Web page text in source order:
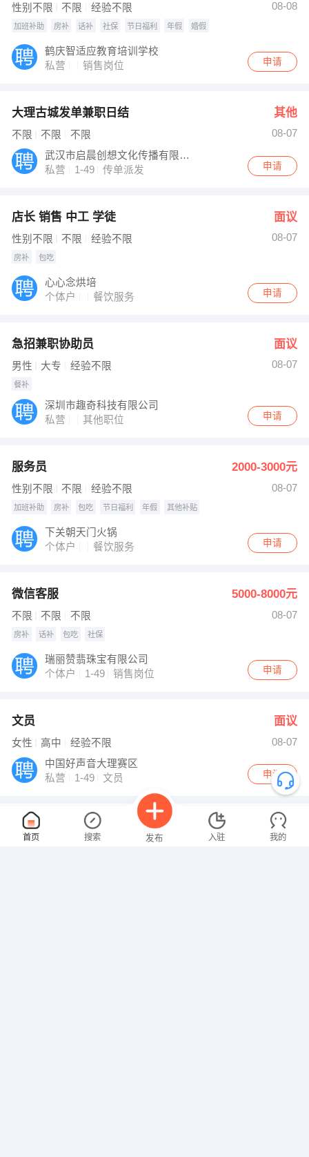
性别不限 不限 经验不限 08-08
加班补助 房补 话补 社保 节日福利 年假 婚假
鹤庆智适应教育培训学校
私营
销售岗位 申请
大理古城发单兼职日结 其他
不限 不限 不限
08-07
武汉市启晨创想文化传播有限公司
私营
1-49 传单派发 申请
店长 销售 中工 学徒 面议
性别不限 不限 经验不限 08-07
房补 包吃
心心念烘培
个体户
餐饮服务 申请
急招兼职协助员 面议
男性 大专 经验不限 08-07
餐补
深圳市趣奇科技有限公司
私营
其他职位 申请
服务员 2000-3000元
性别不限 不限 经验不限 08-07
加班补助 房补 包吃 节日福利 年假 其他补贴
下关朝天门火锅
个体户
餐饮服务 申请
微信客服 5000-8000元
不限 不限 不限 08-07
房补 话补 包吃 社保
瑞丽赞翡珠宝有限公司
个体户
1-49 销售岗位 申请
文员 面议
女性 高中 经验不限
08-07
中国好声音大理赛区
私营
1-49 文员 申请
微信客服 5000-8000元
首页 搜索 发布 入驻 我的